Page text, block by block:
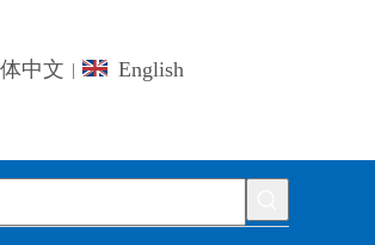
中文 | English